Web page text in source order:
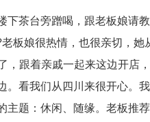
下茶台旁蹭喝，跟老板娘请
板娘很热情，也很亲切，她
，跟着亲戚一起来这边开店
。看我们从四川来很开心。
主题：休闲、随缘。老板推